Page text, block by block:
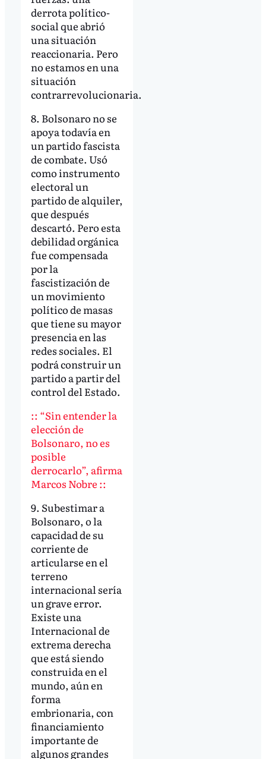
derrota político-
social que abrió
una situación
reaccionaria. Pero
no estamos en una
situación
contrarrevolucionaria.
8. Bolsonaro no se
apoya todavía en
un partido fascista
de combate. Usó
como instrumento
electoral un
partido de alquiler,
que después
descartó. Pero esta
debilidad orgánica
fue compensada
por la
fascistización de
un movimiento
político de masas
que tiene su mayor
presencia en las
redes sociales. El
podrá construir un
partido a partir del
control del Estado.
:: “Sin entender la
elección de
Bolsonaro, no es
posible
derrocarlo”, afirma
Marcos Nobre ::
9. Subestimar a
Bolsonaro, o la
capacidad de su
corriente de
articularse en el
terreno
internacional sería
un grave error.
Existe una
Internacional de
extrema derecha
que está siendo
construida en el
mundo, aún en
forma
embrionaria, con
financiamiento
importante de
algunos grandes